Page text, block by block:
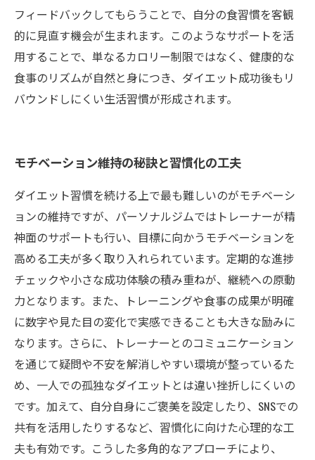
フィードバックしてもらうことで、自分の食習慣を客観
的に見直す機会が生まれます。このようなサポートを活
用することで、単なるカロリー制限ではなく、健康的な
食事のリズムが自然と身につき、ダイエット成功後もリ
バウンドしにくい生活習慣が形成されます。
モチベーション維持の秘訣と習慣化の工夫
ダイエット習慣を続ける上で最も難しいのがモチベーシ
ョンの維持ですが、パーソナルジムではトレーナーが精
神面のサポートも行い、目標に向かうモチベーションを
高める工夫が多く取り入れられています。定期的な進捗
チェックや小さな成功体験の積み重ねが、継続への原動
力となります。また、トレーニングや食事の成果が明確
に数字や見た目の変化で実感できることも大きな励みに
なります。さらに、トレーナーとのコミュニケーション
を通じて疑問や不安を解消しやすい環境が整っているた
め、一人での孤独なダイエットとは違い挫折しにくいの
です。加えて、自分自身にご褒美を設定したり、SNSでの
共有を活用したりするなど、習慣化に向けた心理的な工
夫も有効です。こうした多角的なアプローチにより、